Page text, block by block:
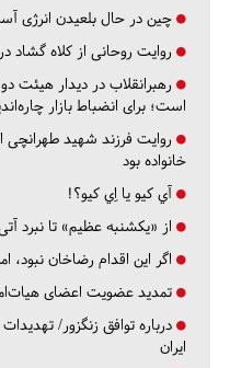
چین در حال بلعیدن انرژی
روایت روحانی از کلاه گشاد
رهبرانقلاب در دیدار
است؛ برای انضباط بازار
روایت فرزند شهید
خانواده بود
آي كيو يا اِي كيو؟!
از «یکشنبه عظیم» تا نبرد
اگر این اقدام رضاخان نبود،
تمدید عضویت اعضای
درباره توافق زنگزور/
ایران